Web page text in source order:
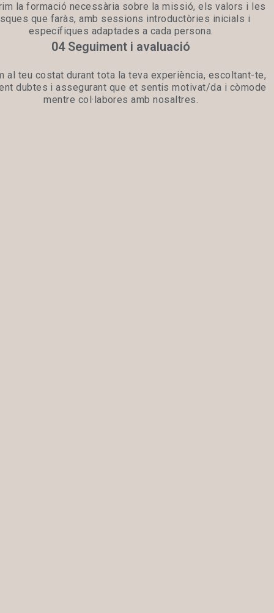
la formació necessària sobre la missió, els valors i les
que faràs, amb sessions introductòries inicials i
específiques adaptades a cada persona.
04 Seguiment i avaluació
al teu costat durant tota la teva experiència, escoltant-te,
dubtes i assegurant que et sentis motivat/da i còmode
mentre col·labores amb nosaltres.